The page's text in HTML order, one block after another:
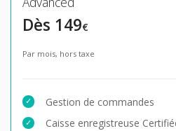
Dès 149€
Par mois, hors taxe
Gestion de commandes
Caisse enregistreuse